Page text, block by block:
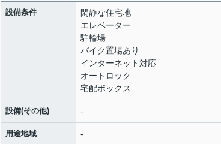
設備条件
閑静な住宅地
エレベーター
駐輪場
バイク置場あり
インターネット対応
オートロック
宅配ボックス
設備(その他) -
用途地域 -